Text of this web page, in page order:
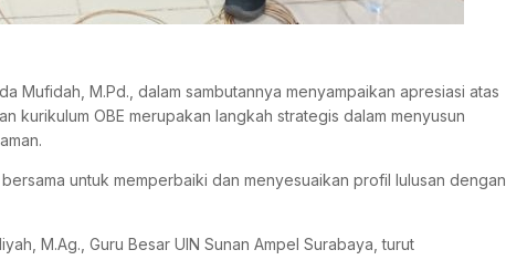
Mufidah, M.Pd., dalam sambutannya menyampaikan apresiasi atas
OBE merupakan langkah strategis dalam menyusun
untuk memperbaiki dan menyesuaikan profil lulusan dengan
M.Ag., Guru Besar UIN Sunan Ampel Surabaya, turut